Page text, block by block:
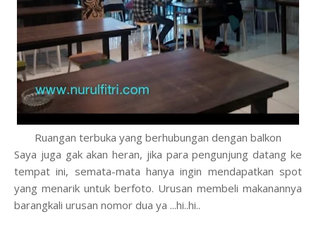
Ruangan terbuka yang berhubungan dengan balkon
Saya juga gak akan heran, jika para pengunjung datang ke
tempat ini, semata-mata hanya ingin mendapatkan spot
yang menarik untuk berfoto. Urusan membeli makanannya
barangkali urusan nomor dua ya ...hi..hi..